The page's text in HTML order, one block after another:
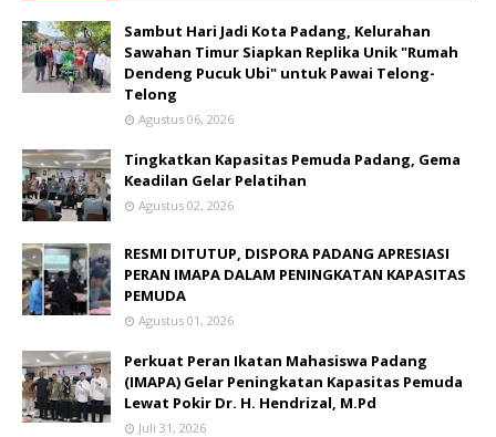
Sambut Hari Jadi Kota Padang, Kelurahan
Sawahan Timur Siapkan Replika Unik "Rumah
Dendeng Pucuk Ubi" untuk Pawai Telong-
Telong
Agustus 06, 2026
Tingkatkan Kapasitas Pemuda Padang, Gema
Keadilan Gelar Pelatihan
Agustus 02, 2026
RESMI DITUTUP, DISPORA PADANG APRESIASI
PERAN IMAPA DALAM PENINGKATAN KAPASITAS
PEMUDA
Agustus 01, 2026
Perkuat Peran Ikatan Mahasiswa Padang
(IMAPA) Gelar Peningkatan Kapasitas Pemuda
Lewat Pokir Dr. H. Hendrizal, M.Pd
Juli 31, 2026